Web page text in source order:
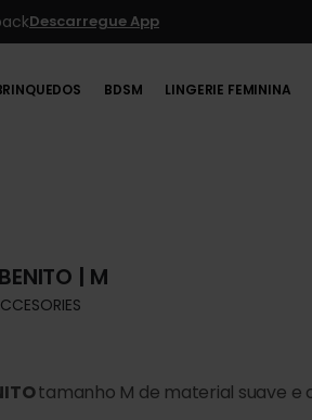
Descarregue App
BDSM LINGERIE FEMININA
| M
tamanho M de material suave